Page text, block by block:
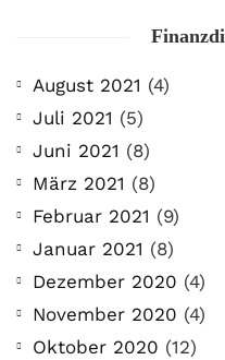
August 2021 (4)
Juli 2021 (5)
Juni 2021 (8)
März 2021 (8)
Februar 2021 (9)
Januar 2021 (8)
Dezember 2020 (4)
November 2020 (4)
Oktober 2020 (12)